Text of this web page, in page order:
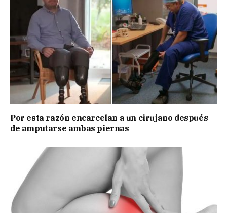
Por esta razón encarcelan a un cirujano después
de amputarse ambas piernas